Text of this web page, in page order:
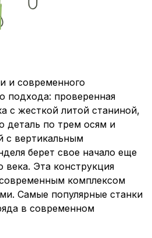
и современного
подхода: проверенная
с жесткой литой станиной,
по трем осям и
с вертикальным
берет свое начало еще
века. Эта конструкция
комплексом
Самые популярные станки
в современном